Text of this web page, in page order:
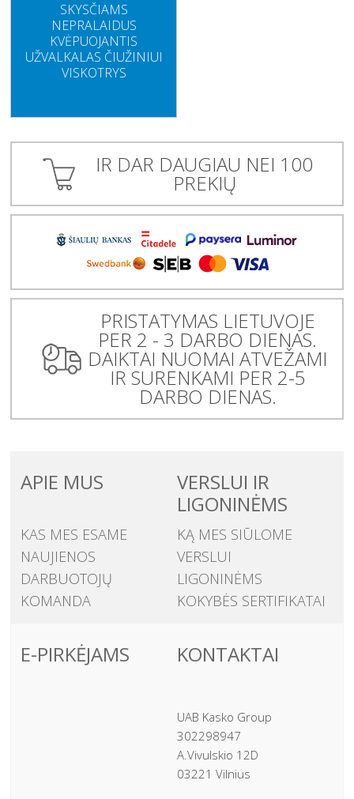
SKYSČIAMS
NEPRALAIDUS
KVĖPUOJANTIS
UŽVALKALAS ČIUŽINIUI
VISKOTRYS
IR DAR DAUGIAU NEI 100
PREKIŲ
PRISTATYMAS LIETUVOJE
PER 2 - 3 DARBO DIENAS.
DAIKTAI NUOMAI ATVEŽAMI
IR SURENKAMI PER 2-5
DARBO DIENAS.
APIE MUS
KAS MES ESAME
NAUJIENOS
DARBUOTOJŲ
KOMANDA
VERSLUI IR
LIGONINĖMS
KĄ MES SIŪLOME
VERSLUI
LIGONINĖMS
KOKYBĖS SERTIFIKATAI
E-PIRKĖJAMS KONTAKTAI
UAB Kasko Group
302298947
A.Vivulskio 12D
03221 Vilnius